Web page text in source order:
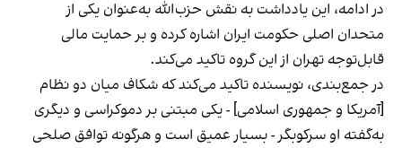
در ادامه، این یادداشت به نقش حزب‌الله به‌عنوان یکی از
متحدان اصلی حکومت ایران اشاره کرده و بر حمایت مالی
قابل‌توجه تهران از این گروه تاکید می‌کند.
در جمع‌بندی، نویسنده تاکید می‌کند که شکاف میان دو نظام
[آمریکا و جمهوری اسلامی] - یکی مبتنی بر دموکراسی و دیگری
به‌گفته او سرکوبگر - بسیار عمیق است و هرگونه توافق صلحی